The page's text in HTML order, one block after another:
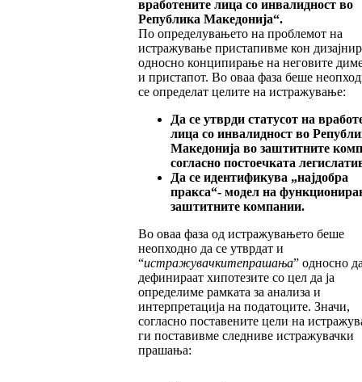
вработените лица со инвалидност во
Република Македонија“.
По определувањето на проблемот на
истражување пристапивме кон
односно конципирање на неговите
и пристапот. Во оваа фаза беше
се определат целите на истражување:
Да се утврди статусот на
лица со инвалидност во
Македонија во заштитните
согласно постоечката
Да се идентификува „најдобра
пракса“- модел на
заштитните компании.
Во оваа фаза од истражувањето беше
неопходно да се утврдат и
“истражувачкитепрашања” односно
дефинираат хипотезите со цел да ја
определиме рамката за анализа и
интерпретација на податоците. Значи,
согласно поставените цели на
ги поставивме следниве истражувачки
прашања: